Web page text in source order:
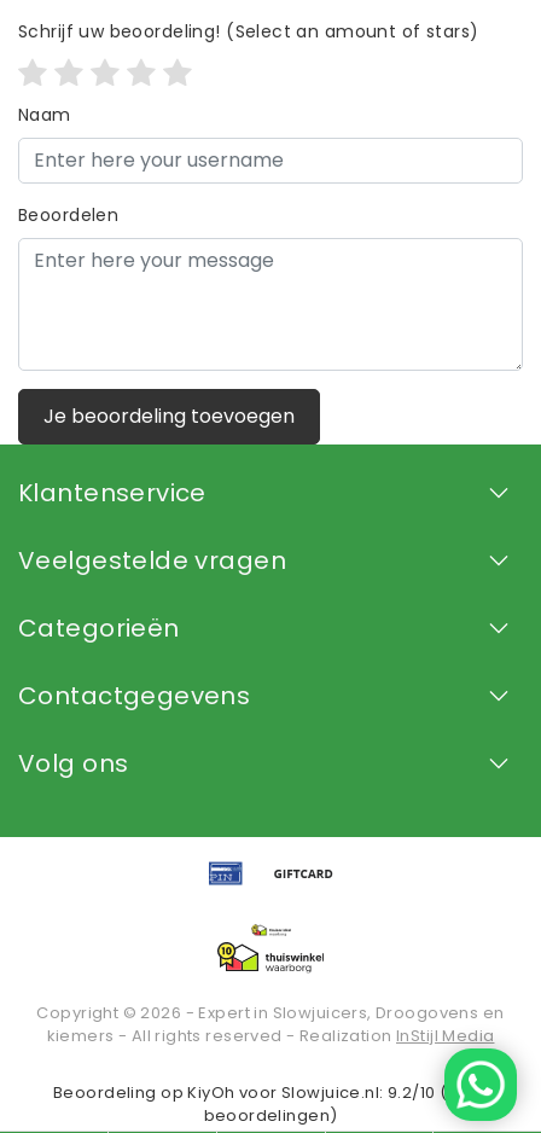
Schrijf uw beoordeling! (Select an amount of stars)
Naam
Beoordelen
Je beoordeling toevoegen
Klantenservice
Veelgestelde vragen
Categorieën
Contactgegevens
Volg ons
Copyright © 2026 - Expert in Slowjuicers, Droogovens en
kiemers - All rights reserved - Realization InStijl Media
Beoordeling opKiyOh voor Slowjuice.nl: 9.2/10 (2935
beoordelingen)